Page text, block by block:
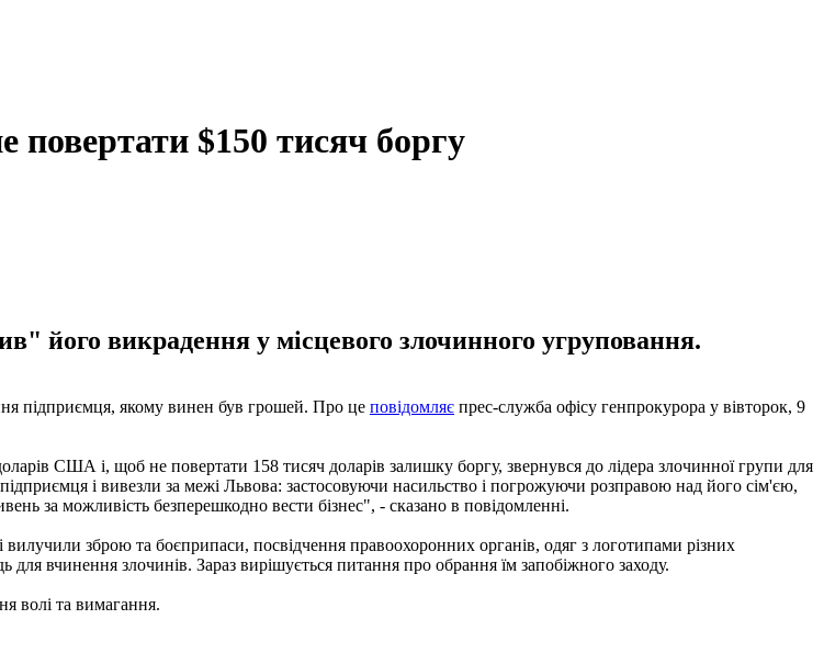
повертати $150 тисяч боргу
його викрадення у місцевого злочинного угруповання.
підприємця, якому винен був грошей. Про це повідомляє прес-служба офісу генпрокурора у вівторок, 9
США і, щоб не повертати 158 тисяч доларів залишку боргу, звернувся до лідера злочинної групи для
і вивезли за межі Львова: застосовуючи насильство і погрожуючи розправою над його сім'єю,
за можливість безперешкодно вести бізнес", - сказано в повідомленні.
зброю та боєприпаси, посвідчення правоохоронних органів, одяг з логотипами різних
для вчинення злочинів. Зараз вирішується питання про обрання їм запобіжного заходу.
волі та вимагання.